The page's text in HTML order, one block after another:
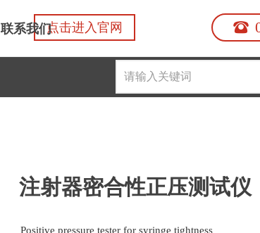
뀰
点击进入官网
联系我们
注射器密合性正压测试仪
Positive pressure tester for syringe tightness